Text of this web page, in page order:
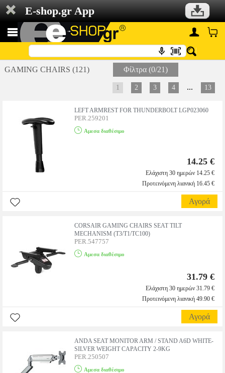
E-shop.gr App
GAMING CHAIRS (121) Φίλτρα (0/21)
1 2 3 4 ... 13
LEFT ARMREST FOR THUNDERBOLT LGP023060
PER.259201
Αμεσα διαθέσιμο
14.25 €
Ελάχιστη 30 ημερών 14.25 €
Προτεινόμενη λιανική 16.45 €
Αγορά
CORSAIR GAMING CHAIRS SEAT TILT
MECHANISM (T3/T1/TC100)
PER.547757
Αμεσα διαθέσιμο
31.79 €
Ελάχιστη 30 ημερών 31.79 €
Προτεινόμενη λιανική 49.90 €
Αγορά
ANDA SEAT MONITOR ARM / STAND A6D WHITE-
SILVER WEIGHT CAPACITY 2-9KG
PER.250507
Αμεσα διαθέσιμο